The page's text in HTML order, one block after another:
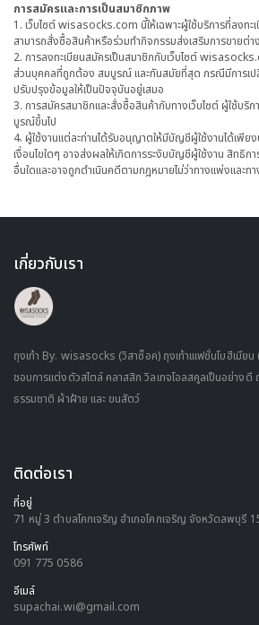
การสมัครและการเป็นสมาชิกภาพ
1. เว็บไซต์ wisasocks.com นี้ให้เฉพาะผู้ใช้บริการที่ลงทะ
สามารถสั่งซื้อสินค้าหรือร่วมทำกิจกรรมส่งเสริมการขายต่
2. การลงทะเบียนสมัครเป็นสมาชิกกับเว็บไซต์
ส่วนบุคคลที่ถูกต้อง สมบูรณ์ และทันสมัยที่สุด กรณีมีการเ
ปรับปรุงข้อมูลให้เป็นปัจจุบันอยู่เสมอ
3. การสมัครสมาชิกและสั่งซื้อสินค้ากับทางเว็บไซต์ ผู้ใช้บ
บูรณ์ขึ้นไป
4. ผู้ใช้งานแต่ละท่านได้รับอนุญาตให้มีบัญชีผู้ใช้งานได้เพีย
เงื่อนไขใดๆ อาจส่งผลให้เกิดการระงับบัญชีผู้ใช้งาน สิทธิก
อื่นใดและอาจถูกดำเนินคดีตามกฎหมายไม่ว่าทางแพ่งและท
เกี่ยวกับเรา
ถุงเท้า By. wisasocks (วิสาซ็อค) ถุงเท้าเแฟชั่นโบฮีเมี
ชอบการแต่งตัวสไตล์ คลาสสิก วิลเทจโอลสคูลเป็นอย่าง
ธรรมชาติ ผ้าฝ้าย และ ขนสัตว์
ติดต่อเรา
ที่อยู่
71 หมู่ 3 ตำบลโคกเจริญ อำเภอโคกเจริญ จังหวัดลพบุรี
โทรศัพท์
091 775 0586
อีเมล์
supachai.wi@gmail.com